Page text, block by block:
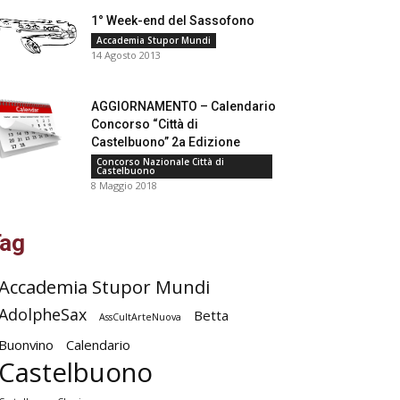
1° Week-end del Sassofono
Accademia Stupor Mundi
14 Agosto 2013
AGGIORNAMENTO – Calendario
Concorso “Città di
Castelbuono” 2a Edizione
Concorso Nazionale Città di
Castelbuono
8 Maggio 2018
Stupor Mundi
AssCultArteNuova
Betta
Calendario